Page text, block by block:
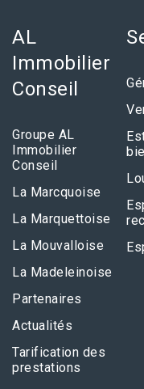
AL
Immobilier
Conseil
Groupe AL
Immobilier
Conseil
La Marcquoise
La Marquettoise
La Mouvalloise
La Madeleinoise
Partenaires
Actualités
Tarification des
prestations